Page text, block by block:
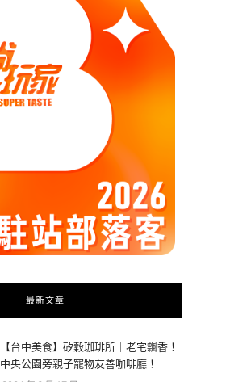
最新文章
【台中美食】矽穀珈琲所｜老宅飄香！
中央公園旁親子寵物友善咖啡廳！